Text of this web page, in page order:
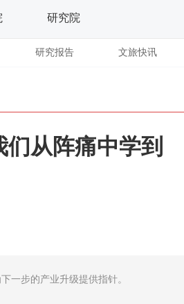
研究院
研究报告 文旅快讯
从阵痛中学到
一步的产业升级提供指针。